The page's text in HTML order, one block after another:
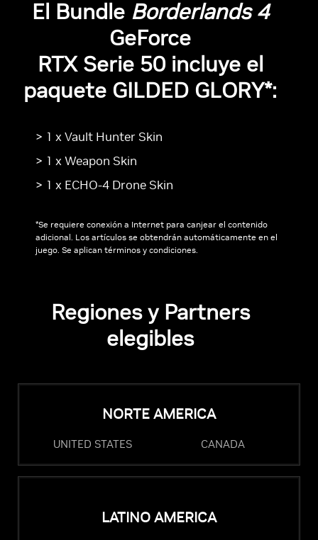
El Bundle Borderlands 4
GeForce
RTX Serie 50 incluye el
paquete GILDED GLORY*:
> 1 x Vault Hunter Skin
> 1 x Weapon Skin
> 1 x ECHO-4 Drone Skin
*Se requiere conexión a Internet para canjear el contenido
adicional. Los artículos se obtendrán automáticamente en el
juego. Se aplican términos y condiciones.
Regiones y Partners
elegibles
NORTE AMERICA
UNITED STATES CANADA
LATINO AMERICA